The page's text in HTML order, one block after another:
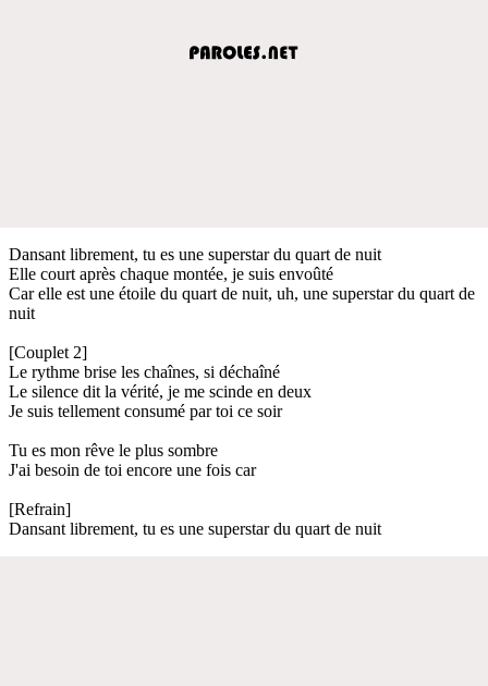
Dansant librement, tu es une superstar du quart de nuit
Elle court après chaque montée, je suis envoûté
Car elle est une étoile du quart de nuit, uh, une superstar du quart de
nuit
[Couplet 2]
Le rythme brise les chaînes, si déchaîné
Le silence dit la vérité, je me scinde en deux
Je suis tellement consumé par toi ce soir
Tu es mon rêve le plus sombre
J'ai besoin de toi encore une fois car
[Refrain]
Dansant librement, tu es une superstar du quart de nuit